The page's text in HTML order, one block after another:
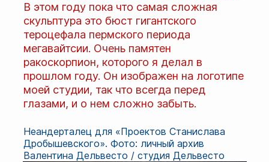
В этом году пока что самая сложная
скульптура это бюст гигантского
тероцефала пермского периода
мегавайтсии. Очень памятен
ракоскорпион, которого я делал в
прошлом году. Он изображен на логотипе
моей студии, так что всегда перед
глазами, и о нем сложно забыть.
Неандерталец для «Проектов Станислава
Дробышевского». Фото: личный архив
Валентина Дельвесто / студия Дельвесто